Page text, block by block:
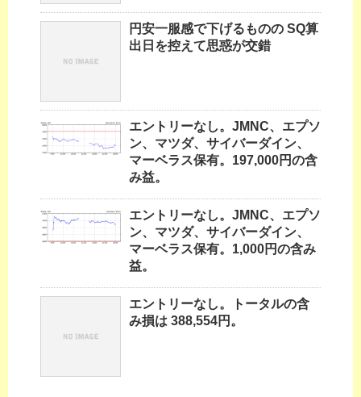
円安一服感で下げるものの SQ算
出日を控えて思惑が交錯
エントリーなし。JMNC、エプソ
ン、マツダ、サイバーダイン、
マーベラス保有。197,000円の含
み益。
エントリーなし。JMNC、エプソ
ン、マツダ、サイバーダイン、
マーベラス保有。1,000円の含み
益。
エントリーなし。トータルの含
み損は 388,554円。